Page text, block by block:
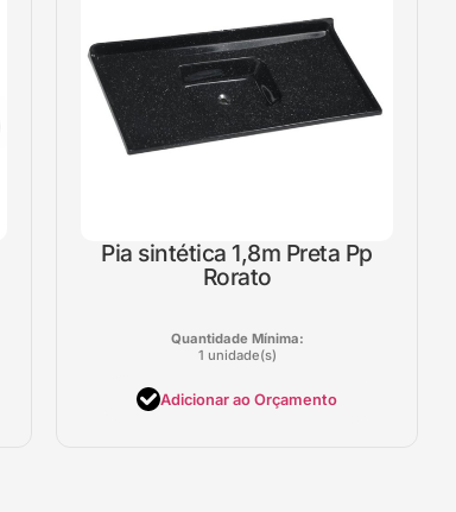
Pia sintética 1,8m Preta Pp
Rorato
Quantidade Mínima:
1 unidade(s)
Adicionar ao Orçamento